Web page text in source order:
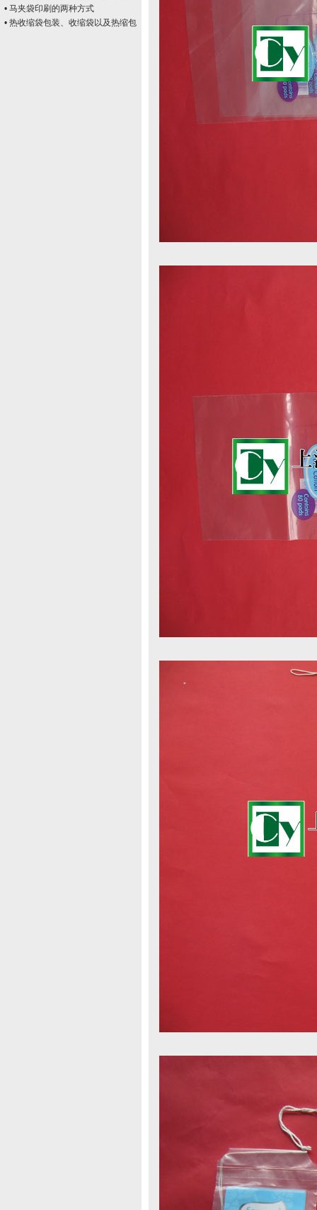
• 马夹袋印刷的两种方式
• 热收缩袋包装、收缩袋以及热缩包